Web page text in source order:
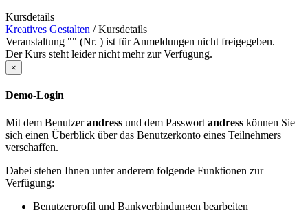
Kursdetails
Kreatives Gestalten /Kursdetails
Veranstaltung "" (Nr. ) ist für Anmeldungen nicht freigegeben.
Der Kurs steht leider nicht mehr zur Verfügung.
×
Demo-Login
Mit dem Benutzerandress und dem Passwort andress können Sie
sich einen Überblick über das Benutzerkonto eines Teilnehmers
verschaffen.
Dabei stehen Ihnen unter anderem folgende Funktionen zur
Verfügung:
Benutzerprofil und Bankverbindungen bearbeiten